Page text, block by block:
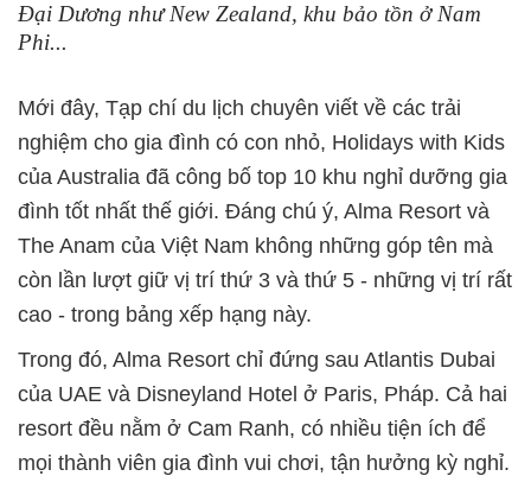
Đại Dương như New Zealand, khu bảo tồn ở Nam
Phi...
Mới đây, Tạp chí du lịch chuyên viết về các trải
nghiệm cho gia đình có con nhỏ, Holidays with Kids
của Australia đã công bố top 10 khu nghỉ dưỡng gia
đình tốt nhất thế giới. Đáng chú ý, Alma Resort và
The Anam của Việt Nam không những góp tên mà
còn lần lượt giữ vị trí thứ 3 và thứ 5 - những vị trí rất
cao - trong bảng xếp hạng này.
Trong đó, Alma Resort chỉ đứng sau Atlantis Dubai
của UAE và Disneyland Hotel ở Paris, Pháp. Cả hai
resort đều nằm ở Cam Ranh, có nhiều tiện ích để
mọi thành viên gia đình vui chơi, tận hưởng kỳ nghỉ.